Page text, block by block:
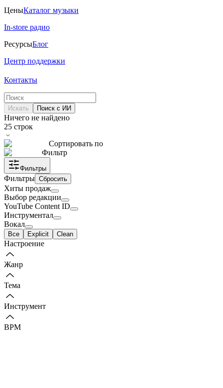
ЦеныКаталог музыки
In-store радио
РесурсыБлог
Центр поддержки
Контакты
Искать Поиск с ИИ
Ничего не найдено
25 строк
Сортировать по
Фильтр
Фильтры
Фильтры Сбросить
Хиты продаж
Выбор редакции
YouTube Content ID
Инструментал
Вокал
Все Explicit Clean
Настроение
Жанр
Тема
Инструмент
BPM